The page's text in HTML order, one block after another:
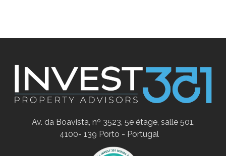
Av. da Boavista, nº 3523, 5e étage, salle 501,
4100- 139 Porto - Portugal